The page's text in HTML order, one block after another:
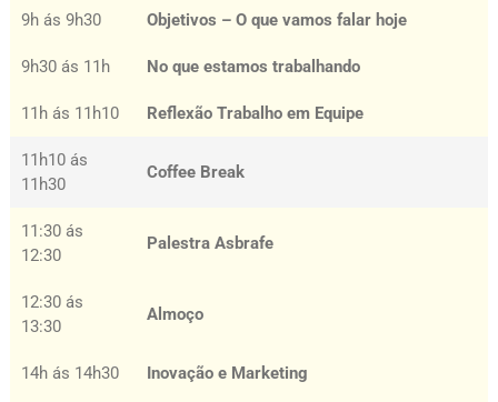
9h ás 9h30 Objetivos – O que vamos falar hoje
9h30 ás 11h No que estamos trabalhando
11h ás 11h10 Reflexão Trabalho em Equipe
11h10 ás
11h30
Coffee Break
11:30 ás
12:30
Palestra Asbrafe
12:30 ás
13:30
Almoço
14h ás 14h30 Inovação e Marketing